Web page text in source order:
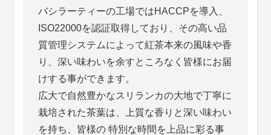
バシラーティーの工場ではHACCPを導入、
ISO22000を認証取得しており、その高い品
質管理システムによって紅茶本来の風味や香
り、深い味わいを余すところなく皆様にお届
けする事ができます。
広大で自然豊かなスリランカの大地で丁寧に
栽培された茶葉は、上質な香りと深い味わい
を持ち、皆様の 特別な時間を上品に彩る事